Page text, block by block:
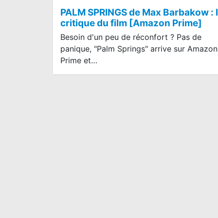
PALM SPRINGS de Max Barbakow :
critique du film [Amazon Prime]
Besoin d'un peu de réconfort ? Pas de
panique, "Palm Springs" arrive sur Amazon
Prime et…